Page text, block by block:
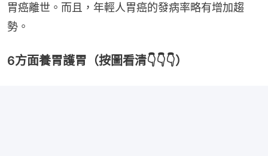
胃癌離世。而且，年輕人胃癌的發病率略有增加趨
勢。
6方面養胃護胃（按圖看清👇👇👇）